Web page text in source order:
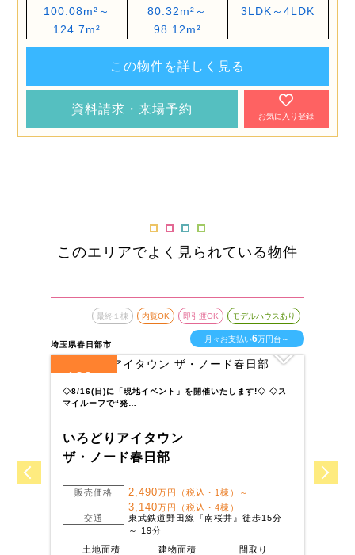
100.08m²～
124.7m²
80.32m²～
98.12m²
3LDK～4LDK
この物件を詳しく見る
資料請求・来場予約
お気に入り登録
このエリアでよく見られている物件
埼玉県春日部市
最終１棟 内覧OK 即引渡OK モデルハウスあり
月々お支払い6万円台～
128
◇8/16(日)に「現地イベント」を開催いたします!◇ ◇ス
マイルーフで“発…
いろどりアイタウン
ザ・ノード春日部
販売価格 2,490万円（税込・1棟）～
3,140万円（税込・4棟）
交通
東武鉄道野田線『南桜井』徒歩15分
～ 19分
土地面積
建物面積
間取り